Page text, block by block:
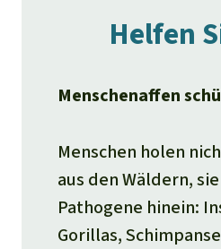
Helfen
Menschenaffen
Menschen holen
aus den Wäldern,
Pathogene hinein:
Gorillas,